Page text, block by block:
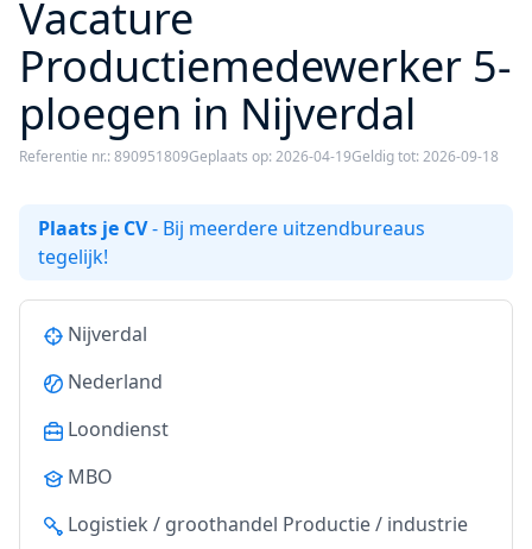
Vacature
Productiemedewerker 5-
ploegen in Nijverdal
Referentie nr.: 890951809Geplaats op: 2026-04-19Geldig tot: 2026-09-18
Plaats je CV- Bij meerdere uitzendbureaus
tegelijk!
Nijverdal
Nederland
Loondienst
MBO
Logistiek / groothandel Productie / industrie